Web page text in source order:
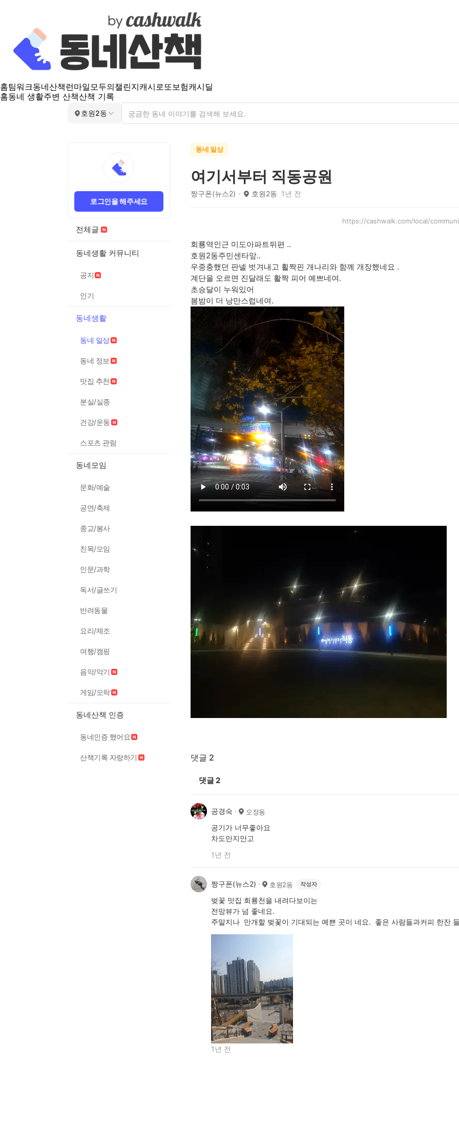
홈팀워크동네산책 런마일모두의챌린지캐시로또보험캐시딜
홈동네 생활주변 산책산책 기록
호원2동
로그인을 해주세요
전체글
동네생활 커뮤니티
공지
인기
동네생활
동네 일상
동네 정보
맛집 추천
분실/실종
건강/운동
스포츠 관람
동네모임
문화/예술
공연/축제
종교/봉사
친목/모임
인문/과학
독서/글쓰기
반려동물
요리/제조
여행/캠핑
음악/악기
게임/오락
동네산책 인증
동네인증 했어요
산책기록 자랑하기
동네 일상
여기서부터 직동공원
짱구폰(뉴스2) 호원2동 1년 전
https://cashwalk.com/local/
회룡역인근 미도아파트뒤편 ..
호원2동주민센타앞..
우중충했던 판넬 벗겨내고 횔짝핀 개나리와 함께 개장했네요 .
계단을 오르면 진달래도 활짝 피어 예쁘네여.
초승달이 누워있어
봄밤이 더 낭만스럽네여.
댓글 2
댓글2
공경숙 오정동
공기가 너무좋아요
차도만지안고
1년 전
짱구폰(뉴스2) 호원2동 작성자
벚꽃 맛집 회룡천을 내려다보이는
전망뷰가 넘 좋네요.
주말지나 만개할 벚꽃이 기대되는 예쁜 곳이 네요. 좋은 사람들과커피 한잔
1년 전